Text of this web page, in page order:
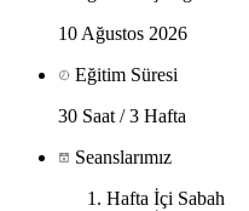
10 Ağustos 2026
Eğitim Süresi
30 Saat / 3 Hafta
Seanslarımız
Hafta İçi Sabah